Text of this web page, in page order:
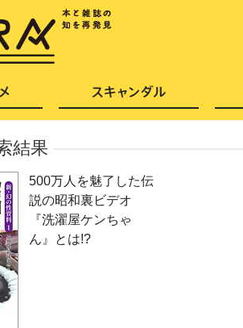
結果
500万人を魅了した伝
説の昭和裏ビデオ
『洗濯屋ケンちゃ
ん』とは!?
芸能・エ